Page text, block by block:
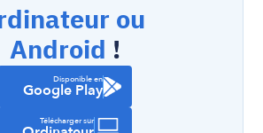
ou
Android !
Disponible en
Google Play
Télécharger sur